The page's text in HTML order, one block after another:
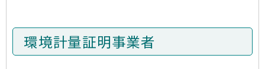
環境計量証明事業者